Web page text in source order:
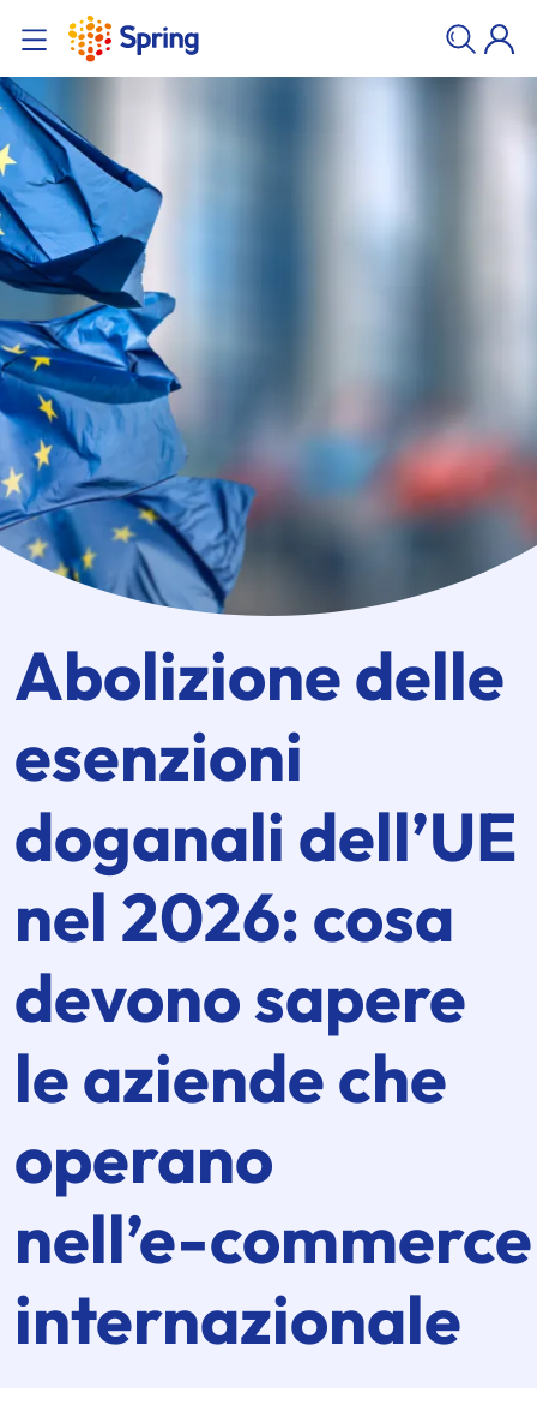
Abolizione delle
esenzioni
doganali dell’UE
nel 2026: cosa
devono sapere
le aziende che
operano
nell’e-commerce
internazionale